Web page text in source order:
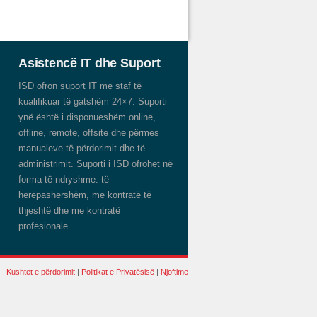
Asistencë IT dhe Suport
ISD ofron suport IT me staf të
kualifikuar të gatshëm 24×7. Suporti
ynë është i disponueshëm online,
offline, remote, offsite dhe përmes
manualeve të përdorimit dhe të
administrimit. Suporti i ISD ofrohet në
forma të ndryshme: të
herëpashershëm, me kontratë të
thjeshtë dhe me kontratë
profesionale.
Kushtet e përdorimit | Politikat e Privatësisë | Njoftime